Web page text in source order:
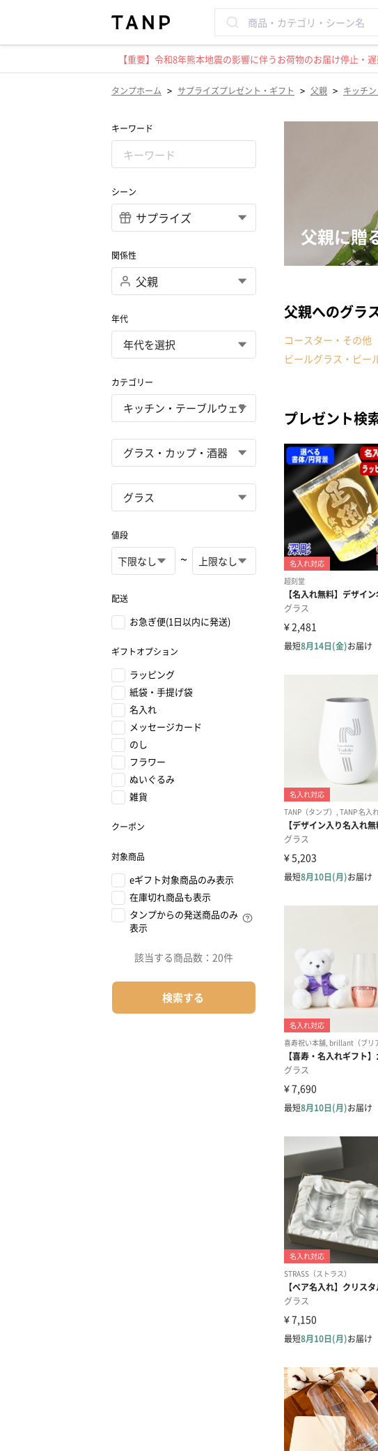
【重要】令和8年熊本地震の影響に伴うお荷物のお届け停止・
タンプホーム > サプライズプレゼント・ギフト > 父親 > キッチ
キーワード
シーン
関係性
年代
カテゴリー
値段
~
配送
お急ぎ便(1日以内に発送)
ギフトオプション
ラッピング
紙袋・手提げ袋
名入れ
メッセージカード
のし
フラワー
ぬいぐるみ
雑貨
クーポン
対象商品
eギフト対象商品のみ表示
在庫切れ商品も表示
タンプからの発送商品のみ
表示
該当する商品数： 20件
検索する
父親に贈
父親へのグラ
コースター・その他
ビールグラス・ビー
プレゼント検